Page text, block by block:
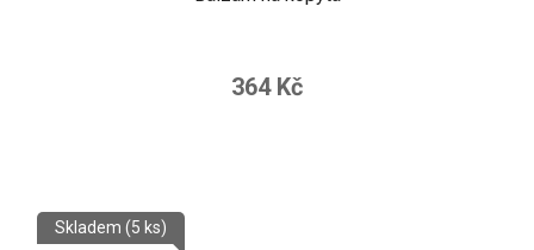
364 Kč
Skladem (5 ks)